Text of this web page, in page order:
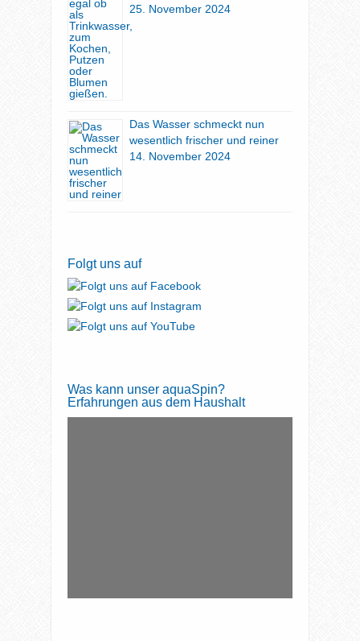
25. November 2024
Das Wasser schmeckt nun
wesentlich frischer und reiner
14. November 2024
Folgt uns auf
Was kann unser aquaSpin?
Erfahrungen aus dem Haushalt